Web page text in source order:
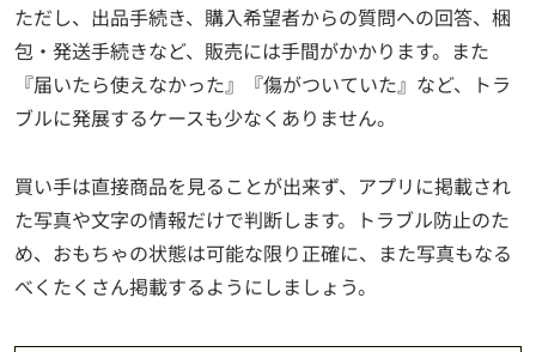
ただし、出品手続き、購入希望者からの質問への回答、梱
包・発送手続きなど、販売には手間がかかります。また
『届いたら使えなかった』『傷がついていた』など、トラ
ブルに発展するケースも少なくありません。
買い手は直接商品を見ることが出来ず、アプリに掲載され
た写真や文字の情報だけで判断します。トラブル防止のた
め、おもちゃの状態は可能な限り正確に、また写真もなる
べくたくさん掲載するようにしましょう。